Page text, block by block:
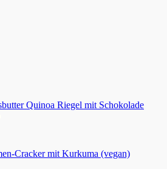
Quinoa Riegel mit Schokolade
Cracker mit Kurkuma (vegan)